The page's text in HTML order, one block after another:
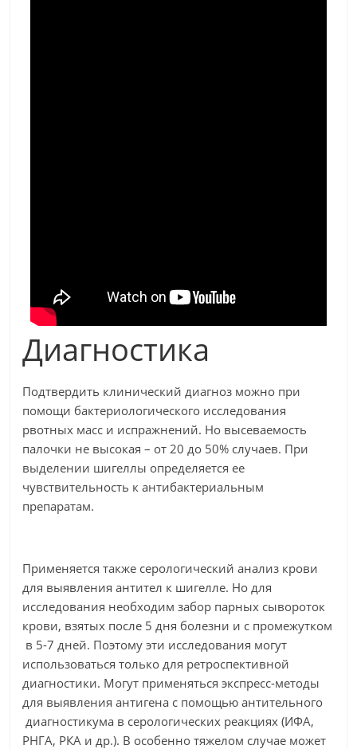
Диагностика
Подтвердить клинический диагноз можно при
помощи бактериологического исследования
рвотных масс и испражнений. Но высеваемость
палочки не высокая – от 20 до 50% случаев. При
выделении шигеллы определяется ее
чувствительность к антибактериальным
препаратам.
Применяется также серологический анализ крови
для выявления антител к шигелле. Но для
исследования необходим забор парных сывороток
крови, взятых после 5 дня болезни и с промежутком
в 5-7 дней. Поэтому эти исследования могут
использоваться только для ретроспективной
диагностики. Могут применяться экспресс-методы
для выявления антигена с помощью антительного
диагностикума в серологических реакциях (ИФА,
РНГА, РКА и др.). В особенно тяжелом случае может